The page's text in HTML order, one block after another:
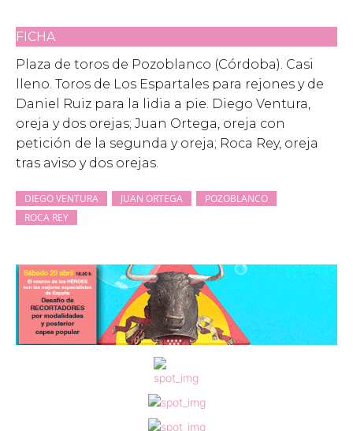
FICHA
Plaza de toros de Pozoblanco (Córdoba). Casi
lleno. Toros de Los Espartales para rejones y de
Daniel Ruiz para la lidia a pie. Diego Ventura,
oreja y dos orejas; Juan Ortega, oreja con
petición de la segunda y oreja; Roca Rey, oreja
tras aviso y dos orejas.
DIEGO VENTURA JUAN ORTEGA
POZOBLANCO
ROCA REY